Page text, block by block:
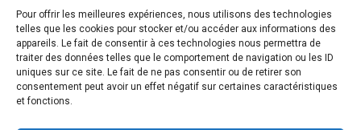
Pour offrir les meilleures expériences, nous utilisons des technologies
telles que les cookies pour stocker et/ou accéder aux informations des
appareils. Le fait de consentir à ces technologies nous permettra de
traiter des données telles que le comportement de navigation ou les ID
uniques sur ce site. Le fait de ne pas consentir ou de retirer son
consentement peut avoir un effet négatif sur certaines caractéristiques
et fonctions.